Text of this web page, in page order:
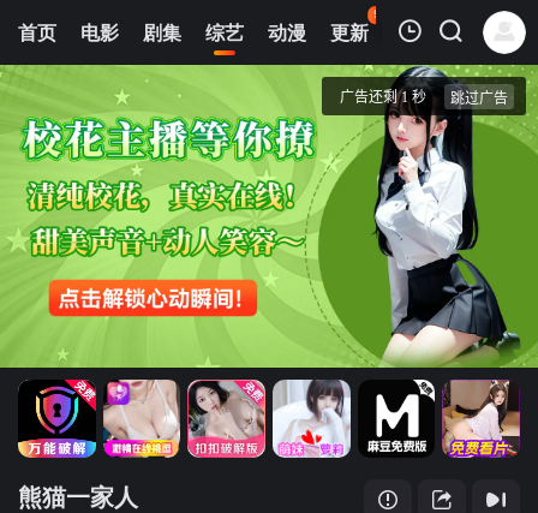
首页 电影 剧集 综艺 动漫 更新
95
热榜 APP
我的观影记录
20240623
熊猫一家人
清空
熊猫一家人